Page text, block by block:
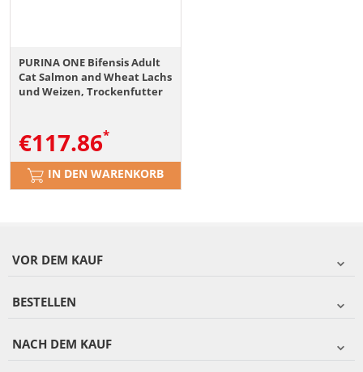
PURINA ONE Bifensis Adult
Cat Salmon and Wheat Lachs
und Weizen, Trockenfutter
€117.86
IN DEN WARENKORB
VOR DEM KAUF
BESTELLEN
NACH DEM KAUF